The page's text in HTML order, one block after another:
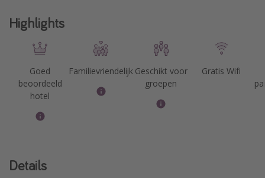
Highlights
Goed
beoordeeld
hotel
Familievriendelijk Geschikt voor
groepen
Gratis Wifi
Details